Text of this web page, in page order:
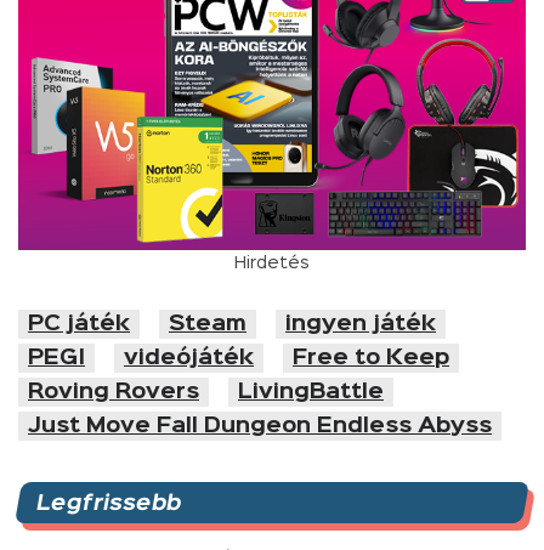
Hirdetés
PC játék Steam
ingyen játék
PEGI
videójáték
Free to Keep
Roving Rovers
LivingBattle
Just Move Fall Dungeon Endless Abyss
Legfrissebb